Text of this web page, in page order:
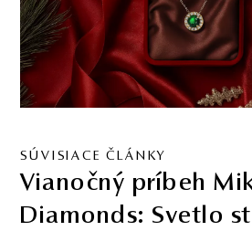
SÚVISIACE ČLÁNKY
Vianočný príbeh
Diamonds: Svetlo